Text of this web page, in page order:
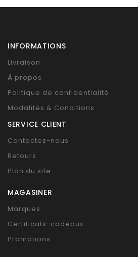
INFORMATIONS
Livraison
À propos
Politique de confidentialité
Modalités & Conditions
SERVICE CLIENT
Contactez-nous
Retours
Plan du site
MAGASINER
Marques
Certificats-cadeaux
Promotions